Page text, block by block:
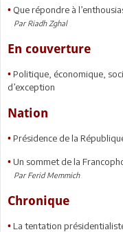
• Que répondre à
Par Riadh Zghal
En couverture
• Politique, économique,
d’exception
Nation
• Présidence de la
• Un sommet de la
Par Ferid Memmich
Chronique
• La tentation